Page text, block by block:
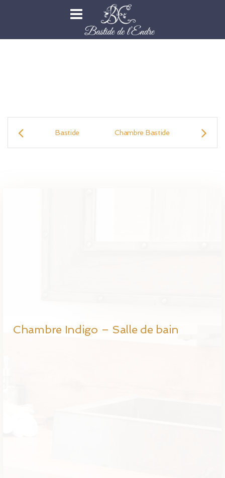
Bastide Chambre Bastide
Chambre Indigo – Salle de bain